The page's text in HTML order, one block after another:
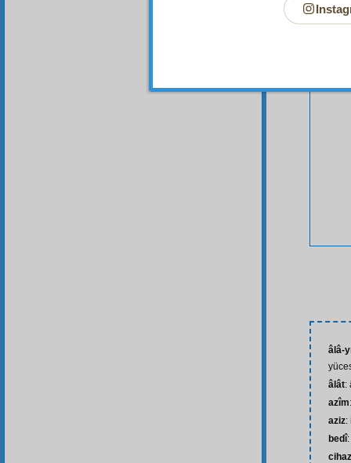
âlâ-
âlât:
azîm
aziz:
bedî